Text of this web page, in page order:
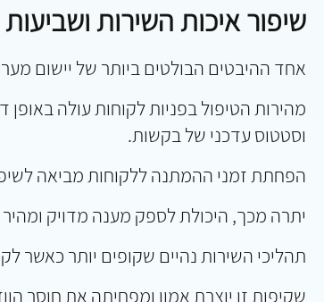
שיפור איכות השירות
אחד ההיבטים הבולטים ביותר של יישום
מהירות הטיפול בפניות לקוחות עולה באופן
וסטטוס עדכני של בקשות.
הפחתת זמני ההמתנה ללקוחות מביאה
יתרה מכך, היכולת לספק מענה מדויק
תהליכי השירות נהיים שקופים יותר כאשר
שקיפות זו יוצרת אמון ומפחיתה את חוסר